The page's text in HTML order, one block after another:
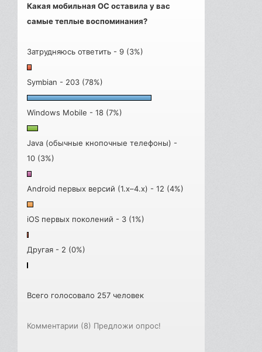
Какая мобильная ОС оставила у вас
самые теплые воспоминания?
Затрудняюсь ответить - 9 (3%)
Symbian - 203 (78%)
Windows Mobile - 18 (7%)
Java (обычные кнопочные телефоны) -
10 (3%)
Android первых версий (1.x–4.x) - 12 (4%)
iOS первых поколений - 3 (1%)
Другая - 2 (0%)
Всего голосовало 257 человек
Комментарии (8) Предложи опрос!